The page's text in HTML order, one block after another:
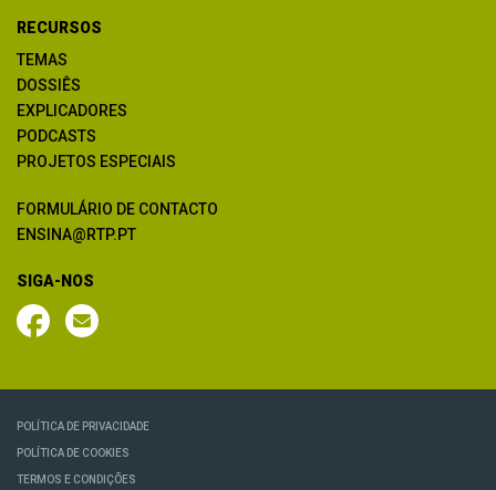
RECURSOS
TEMAS
DOSSIÊS
EXPLICADORES
PODCASTS
PROJETOS ESPECIAIS
FORMULÁRIO DE CONTACTO
ENSINA@RTP.PT
SIGA-NOS
POLÍTICA DE PRIVACIDADE
POLÍTICA DE COOKIES
TERMOS E CONDIÇÕES